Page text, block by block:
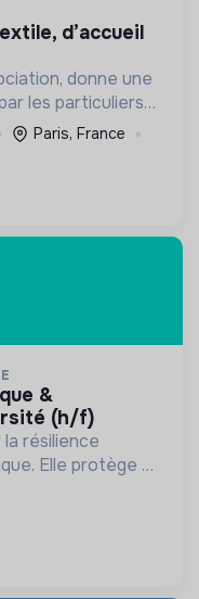
donne une
les particuliers
ainsi à un
respectueux.
Paris, France
(h/f)
résilience
Elle protège et
et côtiers,
citoyens pour un